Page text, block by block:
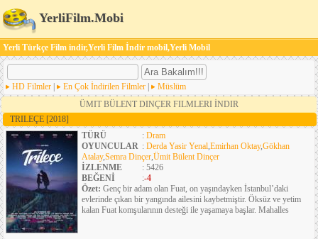
YerliFilm.Mobi
Yerli Türkçe Film indir,Yerli Film İndir mobil,Yerli Mobil
HD Filmler En Çok İndirilen Filmler
Müslüm
ÜMIT BÜLENT DINÇER FILMLERI İNDIR
TRILEÇE [2018]
TÜRÜ
: Dram
OYUNCULAR : Derda Yasir Yenal,Emirhan Oktay,Gökhan
Atalay,Semra Dinçer,Ümit Bülent Dinçer
İZLENME
: 5426
BEĞENİ
:-4
Özet: Genç bir adam olan Fuat, on yaşındayken İstanbul’daki
evlerinde çıkan bir yangında ailesini kaybetmiştir. Öksüz ve yetim
kalan Fuat komşularının desteği ile yaşamaya başlar. Mahalles